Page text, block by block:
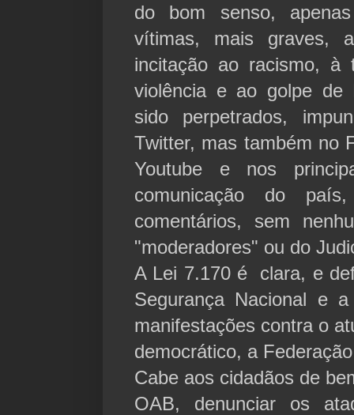
do bom senso,
vítimas, mais graves,
incitação ao racismo, à
violência e ao golpe de
sido perpetrados,
Twitter, mas também no
Youtube e nos
comunicação do
comentários, sem
"moderadores" ou do
A Lei 7.170 é clara, e
Segurança Nacional e
manifestações contra o
democrático, a
Cabe aos cidadãos de
OAB, denunciar os